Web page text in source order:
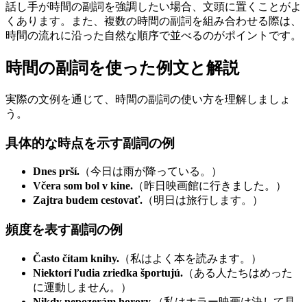
話し手が時間の副詞を強調したい場合、文頭に置くことがよ
くあります。また、複数の時間の副詞を組み合わせる際は、
時間の流れに沿った自然な順序で並べるのがポイントです。
時間の副詞を使った例文と解説
実際の文例を通じて、時間の副詞の使い方を理解しましょ
う。
具体的な時点を示す副詞の例
Dnes prší. （今日は雨が降っている。）
Včera som bol v kine. （昨日映画館に行きました。）
Zajtra budem cestovať. （明日は旅行します。）
頻度を表す副詞の例
Často čítam knihy. （私はよく本を読みます。）
Niektorí ľudia zriedka športujú. （ある人たちはめった
に運動しません。）